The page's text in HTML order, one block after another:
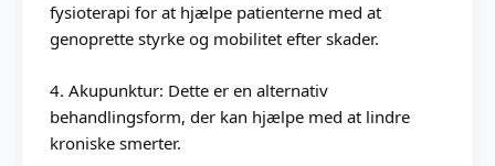
fysioterapi for at hjælpe patienterne med at
genoprette styrke og mobilitet efter skader.
4. Akupunktur: Dette er en alternativ
behandlingsform, der kan hjælpe med at lindre
kroniske smerter.